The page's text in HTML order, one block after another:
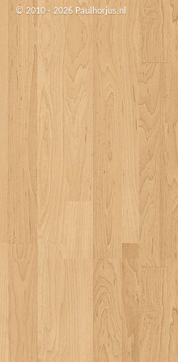
© 2010 - 2026 Paulhorjus.nl